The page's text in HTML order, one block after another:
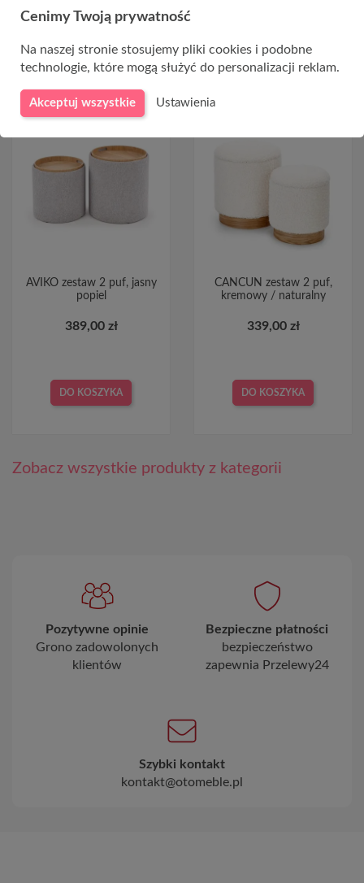
AVIKO zestaw 2 puf, jasny
popiel
389,00 zł
DO KOSZYKA
CANCUN zestaw 2 puf,
kremowy / naturalny
339,00 zł
DO KOSZYKA
Zobacz wszystkie produkty z kategorii
Pozytywne opinie
Grono zadowolonych
klientów
Bezpieczne płatności
bezpieczeństwo
zapewnia Przelewy24
Szybki kontakt
kontakt@otomeble.pl
Cenimy Twoją prywatność
Na naszej stronie stosujemy pliki cookies i podobne
technologie, które mogą służyć do personalizacji reklam.
Akceptuj wszystkie Ustawienia